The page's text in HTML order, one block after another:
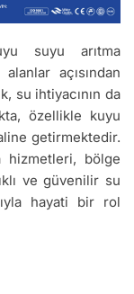
suyu arıtma
açısından
su ihtiyacının da
özellikle kuyu
getirmektedir.
hizmetleri, bölge
ve güvenilir su
hayati bir rol